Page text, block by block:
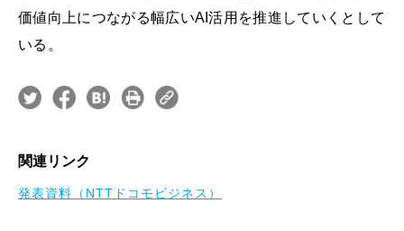
価値向上につながる幅広いAI活用を推進していくとして
いる。
関連リンク
発表資料（NTTドコモビジネス）